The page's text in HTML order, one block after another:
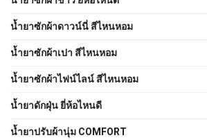
น้ำยาซักผ้าดาวน์นี่ สีไหนหอม
น้ำยาซักผ้าเปา สีไหนหอม
น้ำยาซักผ้าไฟน์ไลน์ สีไหนหอม
น้ำยาดักฝุ่น ยี่ห้อไหนดี
น้ำยาปรับผ้านุ่ม COMFORT